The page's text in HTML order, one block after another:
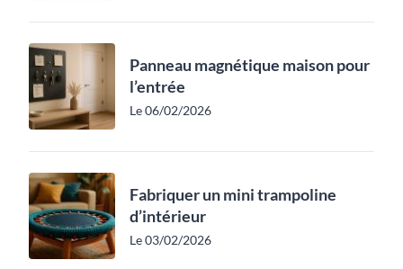
Panneau magnétique maison pour
l’entrée
Le 06/02/2026
Fabriquer un mini trampoline
d’intérieur
Le 03/02/2026